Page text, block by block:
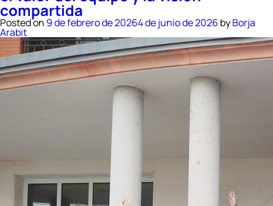
etapa
de
la
mano
de
CDO
Fitness
compartida
Posted on 9 de febrero de 20264 de junio de 2026 byBorja
Arabit